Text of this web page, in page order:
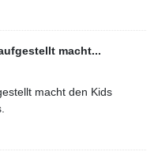
macht...
macht den Kids